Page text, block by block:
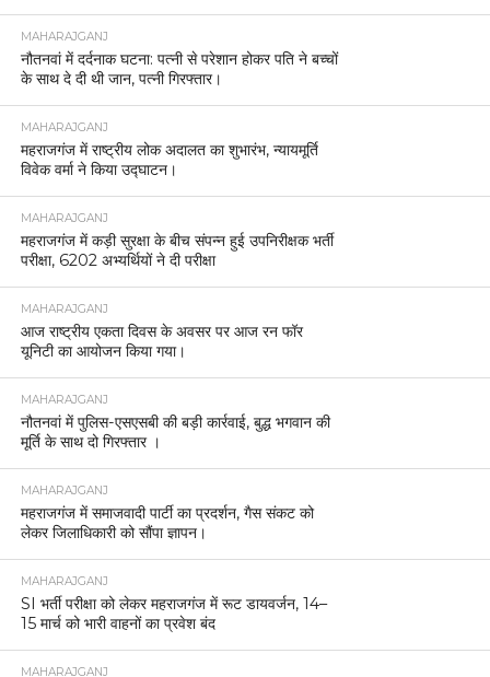
MAHARAJGANJ
नौतनवां में दर्दनाक घटना: पत्नी से परेशान होकर पति ने बच्चों
के साथ दे दी थी जान, पत्नी गिरफ्तार।
MAHARAJGANJ
महराजगंज में राष्ट्रीय लोक अदालत का शुभारंभ, न्यायमूर्ति
विवेक वर्मा ने किया उद्घाटन।
MAHARAJGANJ
महराजगंज में कड़ी सुरक्षा के बीच संपन्न हुई उपनिरीक्षक भर्ती
परीक्षा, 6202 अभ्यर्थियों ने दी परीक्षा
MAHARAJGANJ
आज राष्ट्रीय एकता दिवस के अवसर पर आज रन फॉर
यूनिटी का आयोजन किया गया।
MAHARAJGANJ
नौतनवां में पुलिस-एसएसबी की बड़ी कार्रवाई, बुद्ध भगवान की
मूर्ति के साथ दो गिरफ्तार ।
MAHARAJGANJ
महराजगंज में समाजवादी पार्टी का प्रदर्शन, गैस संकट को
लेकर जिलाधिकारी को सौंपा ज्ञापन।
MAHARAJGANJ
SI भर्ती परीक्षा को लेकर महराजगंज में रूट डायवर्जन, 14–
15 मार्च को भारी वाहनों का प्रवेश बंद
MAHARAJGANJ